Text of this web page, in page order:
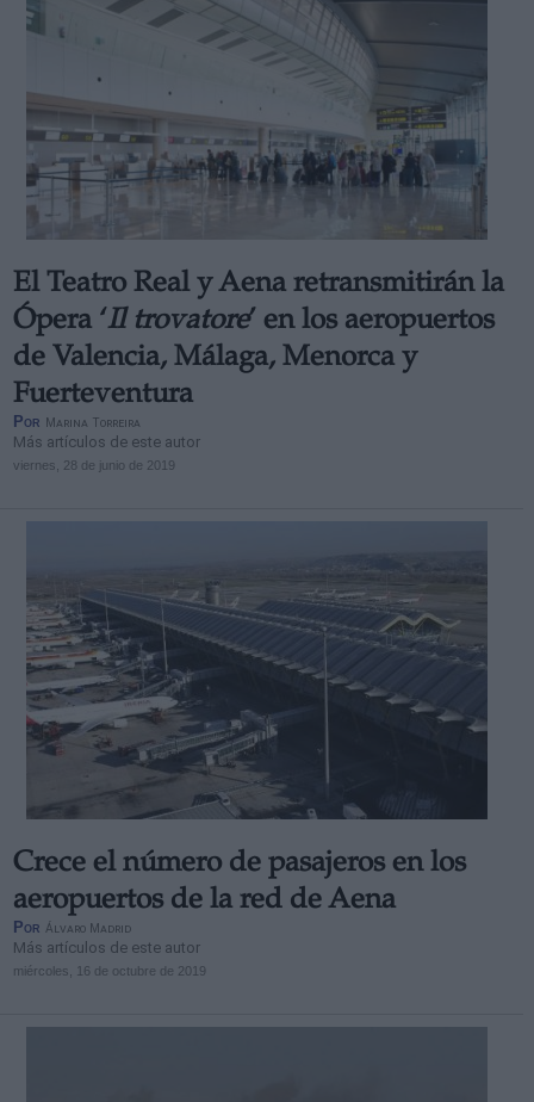
El Teatro Real y Aena retransmitirán la
Ópera ‘Il trovatore’ en los aeropuertos
de Valencia, Málaga, Menorca y
Fuerteventura
Por Marina Torreira
Más artículos de este autor
viernes, 28 de junio de 2019
Crece el número de pasajeros en los
aeropuertos de la red de Aena
Por Álvaro Madrid
Más artículos de este autor
miércoles, 16 de octubre de 2019